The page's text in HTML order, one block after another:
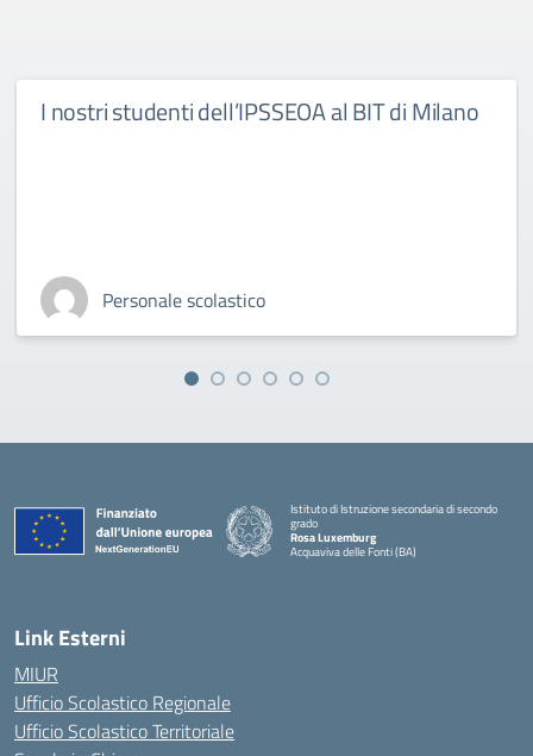
I nostri studenti dell’IPSSEOA al BIT di Milano
Personale scolastico
Istituto di Istruzione secondaria di secondo
grado
Rosa Luxemburg
Acquaviva delle Fonti (BA)
Link Esterni
MIUR
Ufficio Scolastico Regionale
Ufficio Scolastico Territoriale